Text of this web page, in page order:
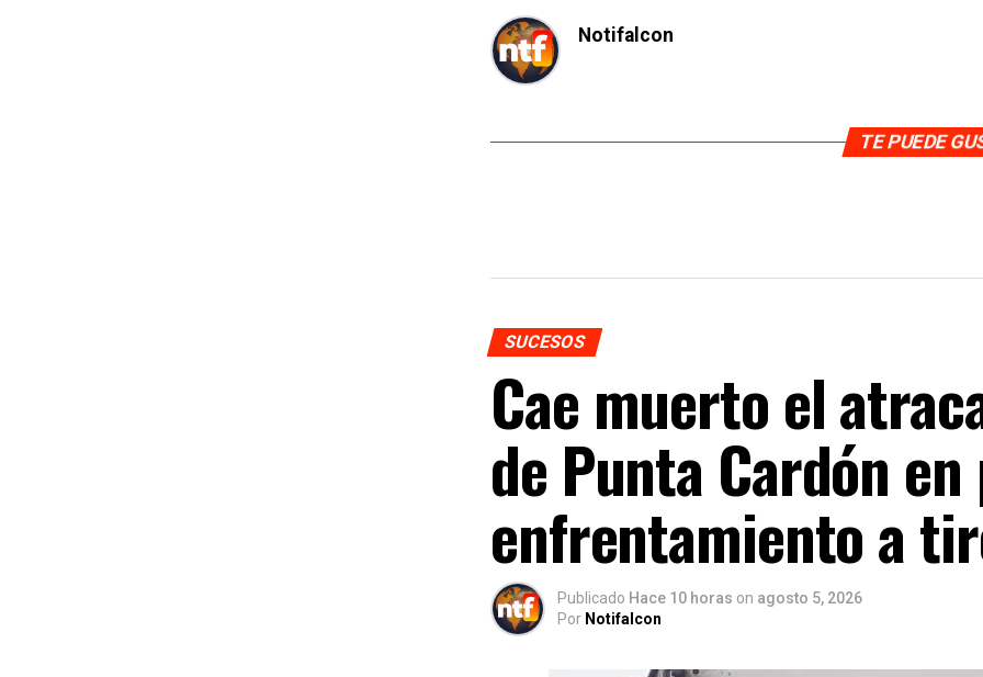
Notifalcon
TE PUEDE
SUCESOS
Cae muerto el
de Punta Cardón
enfrentamiento a
Publicado Hace 10 horas on agosto 5, 2026
Por Notifalcon